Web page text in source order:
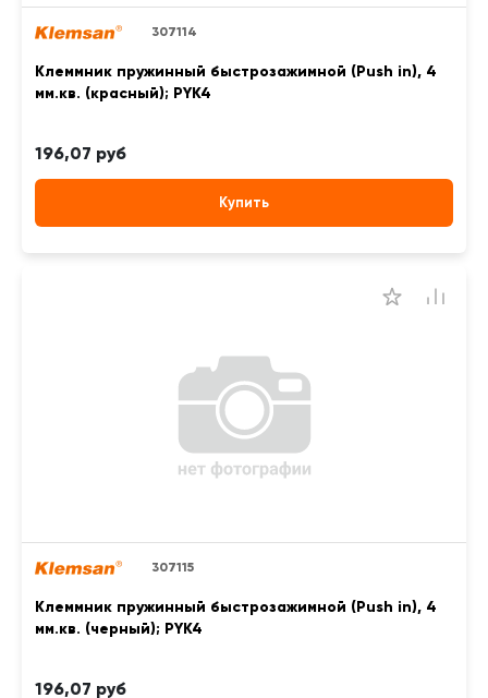
307114
Клеммник пружинный быстрозажимной (Push in), 4
мм.кв. (красный); PYK4
196,07 руб
Купить
307115
Клеммник пружинный быстрозажимной (Push in), 4
мм.кв. (черный); PYK4
196,07 руб